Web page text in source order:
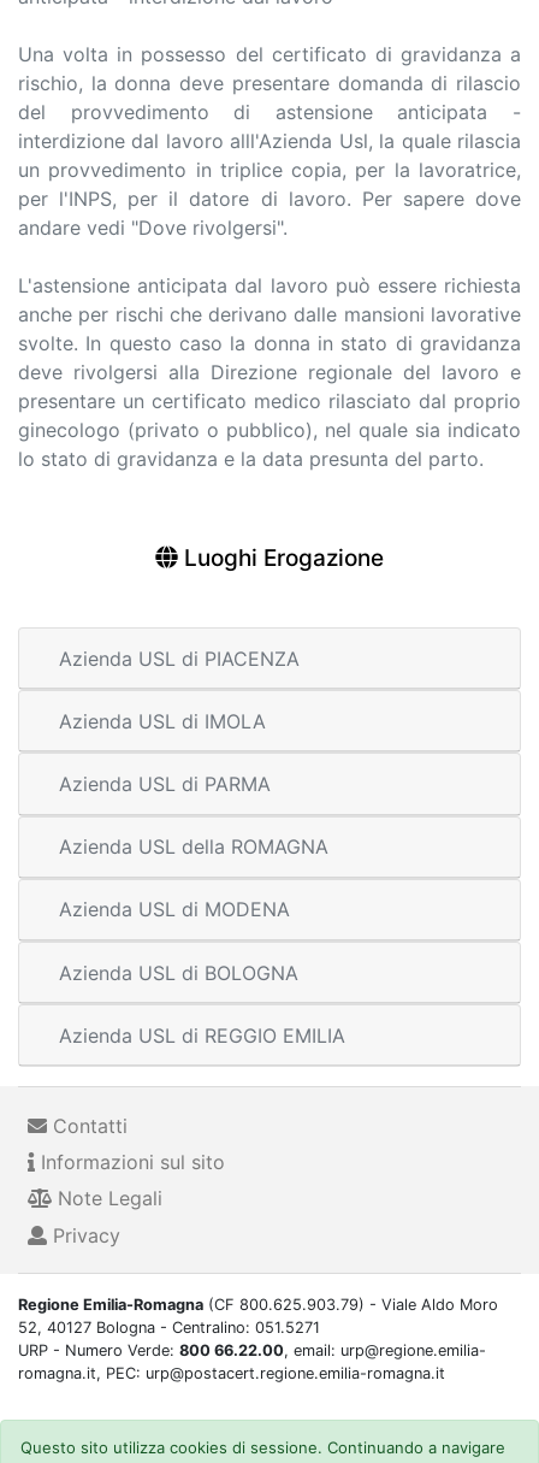
Una volta in possesso del certificato di gravidanza a
rischio, la donna deve presentare domanda di rilascio
del provvedimento di astensione anticipata -
interdizione dal lavoro alll'Azienda Usl, la quale rilascia
un provvedimento in triplice copia, per la lavoratrice,
per l'INPS, per il datore di lavoro. Per sapere dove
andare vedi "Dove rivolgersi".
L'astensione anticipata dal lavoro può essere richiesta
anche per rischi che derivano dalle mansioni lavorative
svolte. In questo caso la donna in stato di gravidanza
deve rivolgersi alla Direzione regionale del lavoro e
presentare un certificato medico rilasciato dal proprio
ginecologo (privato o pubblico), nel quale sia indicato
lo stato di gravidanza e la data presunta del parto.
Luoghi Erogazione
Azienda USL di PIACENZA
Azienda USL di IMOLA
Azienda USL di PARMA
Azienda USL della ROMAGNA
Azienda USL di MODENA
Azienda USL di BOLOGNA
Azienda USL di REGGIO EMILIA
Contatti
Informazioni sul sito
Note Legali
Privacy
Regione Emilia-Romagna (CF 800.625.903.79) - Viale Aldo Moro
52, 40127 Bologna - Centralino: 051.5271
URP - Numero Verde: 800 66.22.00, email: urp@regione.emilia-
romagna.it, PEC: urp@postacert.regione.emilia-romagna.it
Questo sito utilizza cookies di sessione. Continuando a navigare